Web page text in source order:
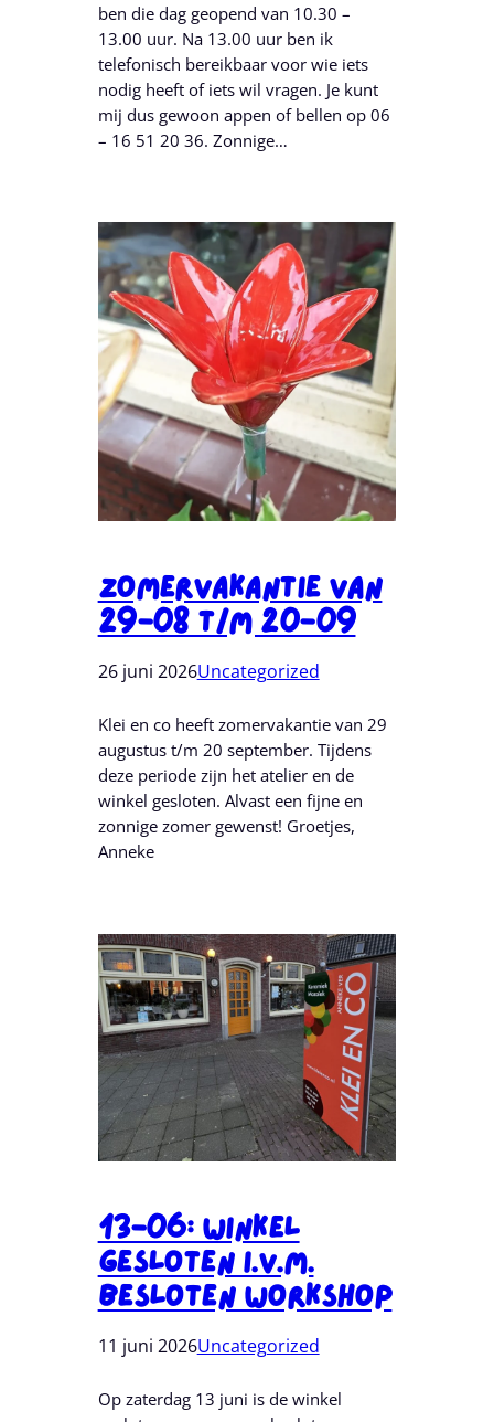
ben die dag geopend van 10.30 –
13.00 uur. Na 13.00 uur ben ik
telefonisch bereikbaar voor wie iets
nodig heeft of iets wil vragen. Je kunt
mij dus gewoon appen of bellen op 06
– 16 51 20 36. Zonnige…
Zomervakantie Van
29-08 T/m 20-09
26 juni 2026Uncategorized
Klei en co heeft zomervakantie van 29
augustus t/m 20 september. Tijdens
deze periode zijn het atelier en de
winkel gesloten. Alvast een fijne en
zonnige zomer gewenst! Groetjes,
Anneke
13-06: Winkel
Gesloten I.v.m.
Besloten Workshop
11 juni 2026Uncategorized
Op zaterdag 13 juni is de winkel